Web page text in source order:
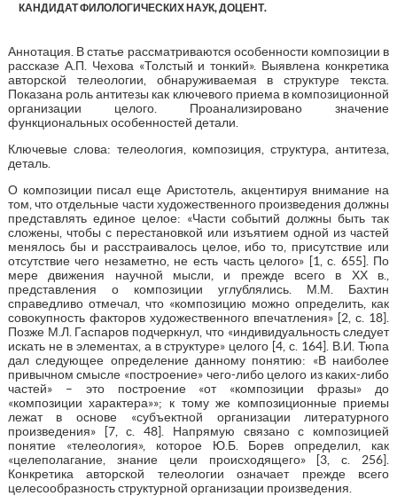
КАНДИДАТ ФИЛОЛОГИЧЕСКИХ НАУК, ДОЦЕНТ.
Аннотация. В статье рассматриваются особенности композиции в
рассказе А.П. Чехова «Толстый и тонкий». Выявлена конкретика
авторской телеологии, обнаруживаемая в структуре текста.
Показана роль антитезы как ключевого приема в композиционной
организации целого. Проанализировано значение
функциональных особенностей детали.
Ключевые слова: телеология, композиция, структура, антитеза,
деталь.
О композиции писал еще Аристотель, акцентируя внимание на
том, что отдельные части художественного произведения должны
представлять единое целое: «Части событий должны быть так
сложены, чтобы с перестановкой или изъятием одной из частей
менялось бы и расстраивалось целое, ибо то, присутствие или
отсутствие чего незаметно, не есть часть целого» [1, с. 655]. По
мере движения научной мысли, и прежде всего в ХХ в.,
представления о композиции углублялись. М.М. Бахтин
справедливо отмечал, что «композицию можно определить, как
совокупность факторов художественного впечатления» [2, с. 18].
Позже М.Л. Гаспаров подчеркнул, что «индивидуальность следует
искать не в элементах, а в структуре» целого [4, с. 164]. В.И. Тюпа
дал следующее определение данному понятию: «В наиболее
привычном смысле «построение» чего-либо целого из каких-либо
частей» – это построение «от «композиции фразы» до
«композиции характера»»; к тому же композиционные приемы
лежат в основе «субъектной организации литературного
произведения» [7, с. 48]. Напрямую связано с композицией
понятие «телеология», которое Ю.Б. Борев определил, как
«целеполагание, знание цели происходящего» [3, с. 256].
Конкретика авторской телеологии означает прежде всего
целесообразность структурной организации произведения.